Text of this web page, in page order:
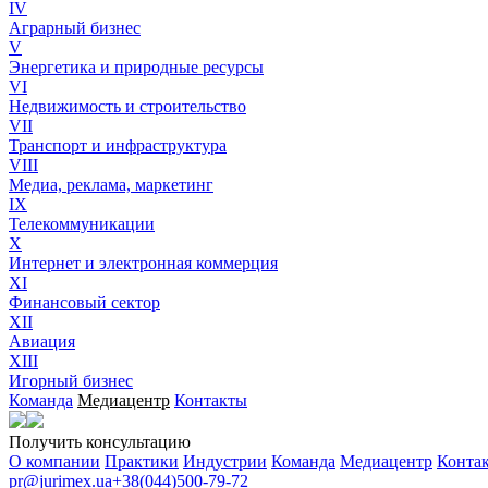
IV
Аграрный бизнес
V
Энергетика и природные ресурсы
VI
Недвижимость и строительство
VII
Транспорт и инфраструктура
VIII
Медиа, реклама, маркетинг
IX
Телекоммуникации
X
Интернет и электронная коммерция
XI
Финансовый сектор
XII
Авиация
XIII
Игорный бизнес
Команда Медиацентр Контакты
Получить консультацию
О компании Практики Индустрии Команда Медиацентр
pr@jurimex.ua+38(044)500-79-72